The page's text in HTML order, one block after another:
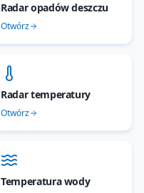
Radar opadów deszczu
Otwórz
Radar temperatury
Otwórz
Temperatura wody